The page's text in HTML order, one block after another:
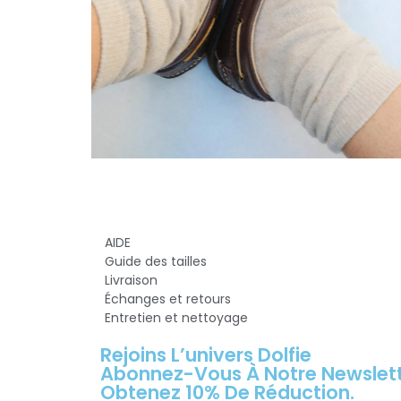
AIDE
Guide des tailles
Livraison
Échanges et retours
Entretien et nettoyage
Rejoins L’univers Dolfie
Abonnez-Vous À Notre
Obtenez 10% De Réduction.